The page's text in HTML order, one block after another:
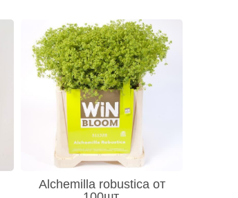
Alchemilla robustica от